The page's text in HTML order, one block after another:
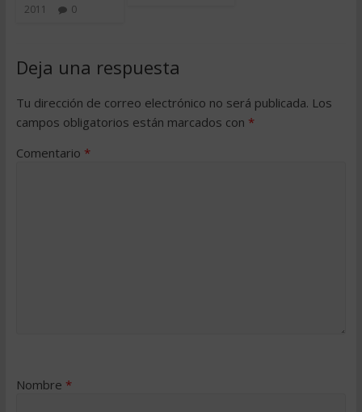
2011
0
Deja una respuesta
Tu dirección de correo electrónico no será publicada. Los
campos obligatorios están marcados con *
Comentario *
Nombre *